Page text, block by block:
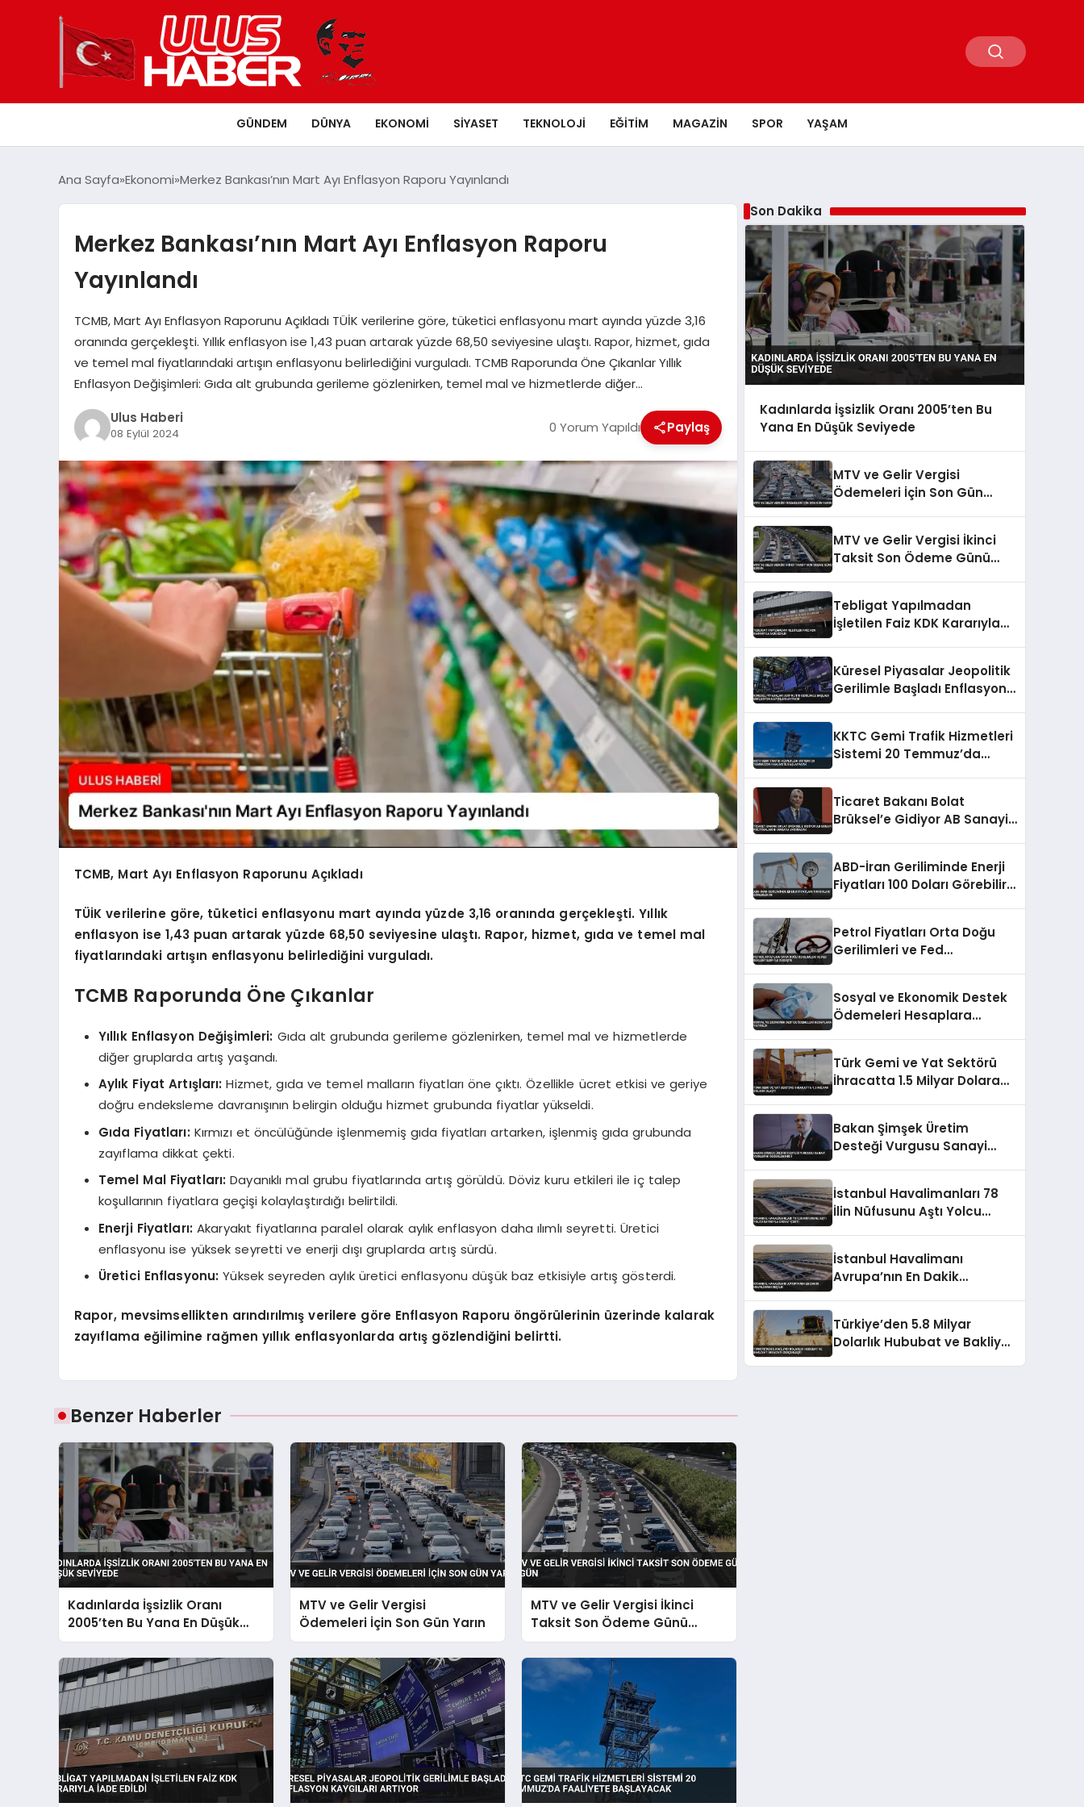
GÜNDEM DÜNYA EKONOMI SIYASET TEKNOLOJI EĞITIM MAGAZIN SPOR YAŞAM
Ana Sayfa Ekonomi Merkez Bankası’nın Mart Ayı Enflasyon Raporu Yayınlandı
Merkez Bankası’nın Mart Ayı Enflasyon Raporu
Yayınlandı
TCMB, Mart Ayı Enflasyon Raporunu Açıkladı TÜİK verilerine göre, tüketici enflasyonu mart ayında yüzde 3,16
oranında gerçekleşti. Yıllık enflasyon ise 1,43 puan artarak yüzde 68,50 seviyesine ulaştı. Rapor, hizmet, gıda
ve temel mal fiyatlarındaki artışın enflasyonu belirlediğini vurguladı. TCMB Raporunda Öne Çıkanlar Yıllık
Enflasyon Değişimleri: Gıda alt grubunda gerileme gözlenirken, temel mal ve hizmetlerde diğer…
Ulus Haberi
08 Eylül 2024 0 Yorum Yapıldı Paylaş
TCMB, Mart Ayı Enflasyon Raporunu Açıkladı
TÜİK verilerine göre, tüketici enflasyonu mart ayında yüzde 3,16 oranında gerçekleşti. Yıllık
enflasyon ise 1,43 puan artarak yüzde 68,50 seviyesine ulaştı. Rapor, hizmet, gıda ve temel mal
fiyatlarındaki artışın enflasyonu belirlediğini vurguladı.
TCMB Raporunda Öne Çıkanlar
Yıllık Enflasyon Değişimleri: Gıda alt grubunda gerileme gözlenirken, temel mal ve hizmetlerde
diğer gruplarda artış yaşandı.
Aylık Fiyat Artışları: Hizmet, gıda ve temel malların fiyatları öne çıktı. Özellikle ücret etkisi ve geriye
doğru endeksleme davranışının belirgin olduğu hizmet grubunda fiyatlar yükseldi.
Gıda Fiyatları: Kırmızı et öncülüğünde işlenmemiş gıda fiyatları artarken, işlenmiş gıda grubunda
zayıflama dikkat çekti.
Temel Mal Fiyatları: Dayanıklı mal grubu fiyatlarında artış görüldü. Döviz kuru etkileri ile iç talep
koşullarının fiyatlara geçişi kolaylaştırdığı belirtildi.
Enerji Fiyatları: Akaryakıt fiyatlarına paralel olarak aylık enflasyon daha ılımlı seyretti. Üretici
enflasyonu ise yüksek seyretti ve enerji dışı gruplarda artış sürdü.
Üretici Enflasyonu: Yüksek seyreden aylık üretici enflasyonu düşük baz etkisiyle artış gösterdi.
Rapor, mevsimsellikten arındırılmış verilere göre Enflasyon Raporu öngörülerinin üzerinde kalarak
zayıflama eğilimine rağmen yıllık enflasyonlarda artış gözlendiğini belirtti.
Benzer Haberler
Kadınlarda İşsizlik Oranı
2005’ten Bu Yana En Düşük
Seviyede
MTV ve Gelir Vergisi
Ödemeleri İçin Son Gün Yarın
MTV ve Gelir Vergisi İkinci
Taksit Son Ödeme Günü
Bugün
Son Dakika
Kadınlarda İşsizlik Oranı 2005’ten Bu
Yana En Düşük Seviyede
MTV ve Gelir Vergisi
Ödemeleri İçin Son Gün
MTV ve Gelir Vergisi İkinci
Taksit Son Ödeme Günü
Tebligat Yapılmadan
İşletilen Faiz KDK Kararıyla
Küresel Piyasalar Jeopolitik
Gerilimle Başladı Enflasyon
KKTC Gemi Trafik Hizmetleri
Sistemi 20 Temmuz’da
Ticaret Bakanı Bolat
Brüksel’e Gidiyor AB Sanayi
ABD-İran Geriliminde Enerji
Fiyatları 100 Doları Görebilir
Petrol Fiyatları Orta Doğu
Gerilimleri ve Fed
Sosyal ve Ekonomik Destek
Ödemeleri Hesaplara
Türk Gemi ve Yat Sektörü
İhracatta 1.5 Milyar Dolara
Bakan Şimşek Üretim
Desteği Vurgusu Sanayi
İstanbul Havalimanları 78
İlin Nüfusunu Aştı Yolcu
İstanbul Havalimanı
Avrupa’nın En Dakik
Türkiye’den 5.8 Milyar
Dolarlık Hububat ve Bakliyat